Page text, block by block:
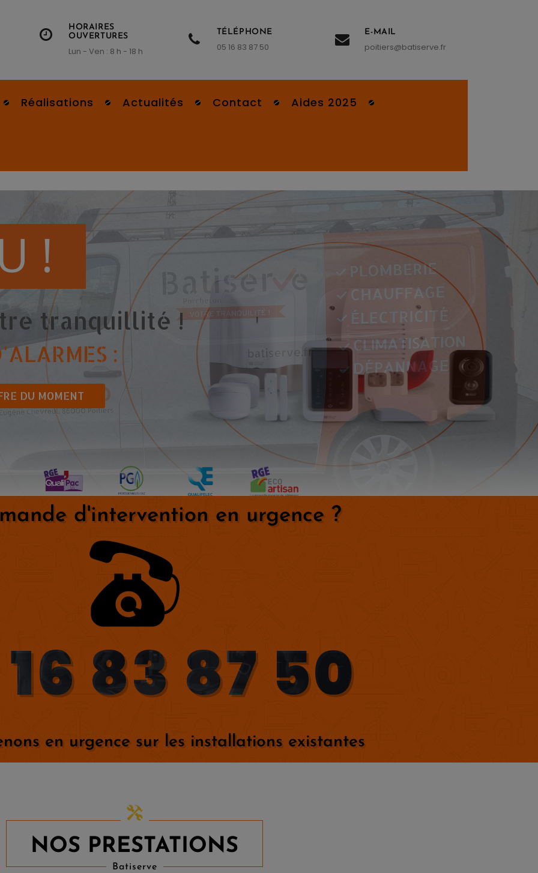
HORAIRES
OUVERTURES
Lun - Ven : 8 h - 18 h
TÉLÉPHONE
05 16 83 87 50
E-MAIL
poitiers@batiserve.fr
Réalisations Actualités Contact Aides 2025
:
DU MOMENT
tranquillité !
!
d'intervention en urgence ?
83 87 50
en urgence sur les installations existantes
NOS PRESTATIONS
Batiserve